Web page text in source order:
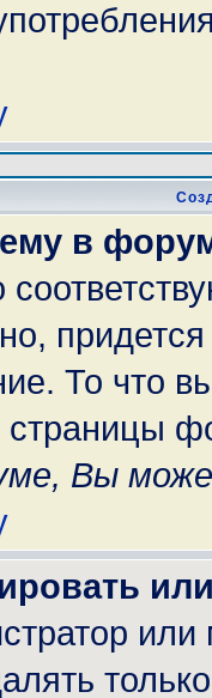
в
придется
То что
страницы
Вы